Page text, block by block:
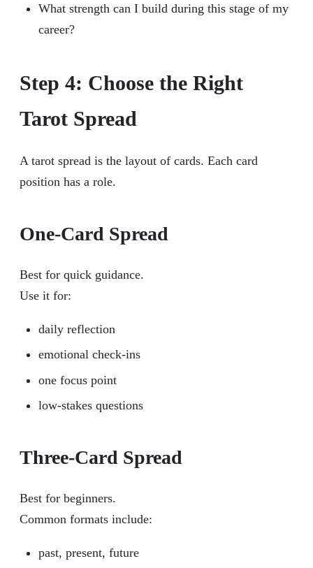
What strength can I build during this stage of my
career?
Step 4: Choose the Right
Tarot Spread
A tarot spread is the layout of cards. Each card
position has a role.
One-Card Spread
Best for quick guidance.
Use it for:
daily reflection
emotional check-ins
one focus point
low-stakes questions
Three-Card Spread
Best for beginners.
Common formats include:
past, present, future